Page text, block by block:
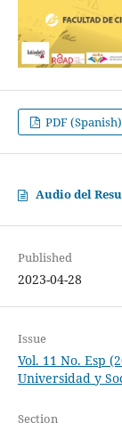
PDF (Spanish)
Audio del
Published
2023-04-28
Issue
Vol. 11 No. Esp
Universidad y
Section